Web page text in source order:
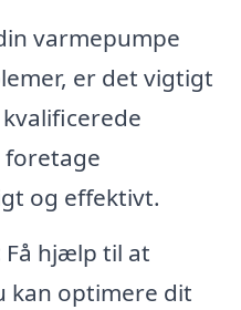
varmepumpe
er det vigtigt
foretage
og effektivt.
Få hjælp til at
kan optimere dit